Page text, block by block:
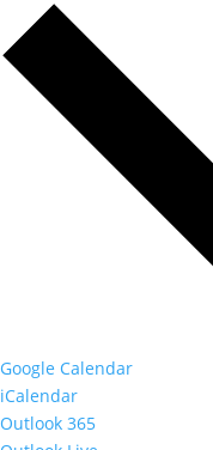
Google Calendar
iCalendar
Outlook 365